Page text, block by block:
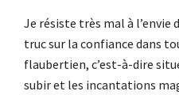
Je résiste très mal à
truc sur la confiance dans
flaubertien, c’est-à-dire
subir et les incantations